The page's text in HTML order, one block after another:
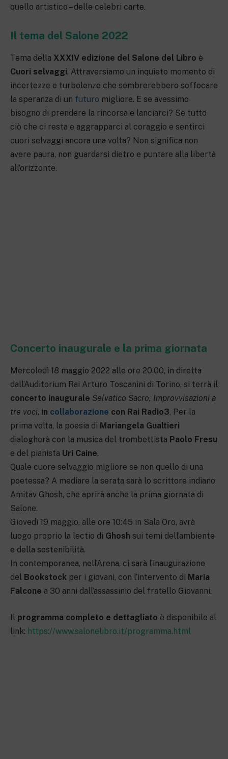
quello artistico – delle celebri carte.
Il tema del Salone 2022
Tema della XXXIV edizione del Salone del Libro è
Cuori selvaggi. Attraversiamo un inquieto momento di
incertezze e turbolenze che sembrerebbero soffocare
la speranza di un futuro migliore. E se avessimo
bisogno di prendere la rincorsa e lanciarci? Se tutto
ciò che ci resta e aggrapparci al coraggio e sentirci
cuori selvaggi ancora una volta? Non significa non
avere paura, non guardarsi dietro e puntare alla libertà
all’orizzonte.
Concerto inaugurale e la prima giornata
Mercoledì 18 maggio 2022 alle ore 20.00, in diretta
dall’Auditorium Rai Arturo Toscanini di Torino, si terrà il
concerto inaugurale Selvatico Sacro, Improvvisazioni a
tre voci, in collaborazione con Rai Radio3. Per la
prima volta, la poesia di Mariangela Gualtieri
dialogherà con la musica del trombettista Paolo Fresu
e del pianista Uri Caine.
Quale cuore selvaggio migliore se non quello di una
poetessa? A mediare la serata sarà lo scrittore indiano
Amitav Ghosh, che aprirà anche la prima giornata di
Salone.
Giovedì 19 maggio, alle ore 10:45 in Sala Oro, avrà
luogo proprio la lectio di Ghosh sui temi dell’ambiente
e della sostenibilità.
In contemporanea, nell’Arena, ci sarà l’inaugurazione
del Bookstock per i giovani, con l’intervento di Maria
Falcone a 30 anni dall’assassinio del fratello Giovanni.
Il programma completo e dettagliato è disponibile al
link: https://www.salonelibro.it/programma.html